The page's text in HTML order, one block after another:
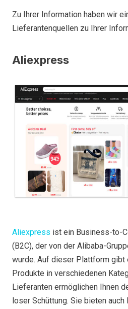
Zu Ihrer Information haben wir
Lieferantenquellen zu Ihrer
Aliexpress
Aliexpress ist ein Business-to-
(B2C), der von der Alibaba-
wurde. Auf dieser Plattform
Produkte in verschiedenen
Lieferanten ermöglichen Ihnen
loser Schüttung. Sie bieten